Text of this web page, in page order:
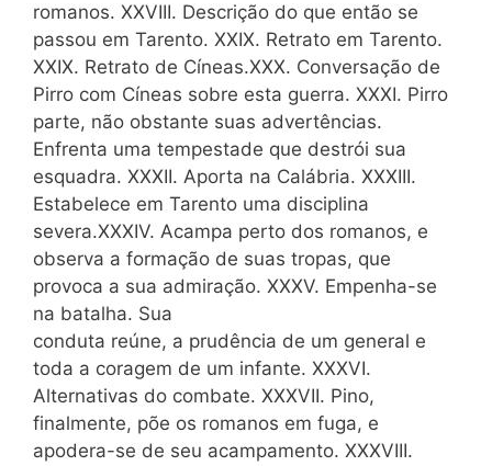
romanos. XXVIII. Descrição do que então se
passou em Tarento. XXIX. Retrato em Tarento.
XXIX. Retrato de Cíneas.XXX. Conversação de
Pirro com Cíneas sobre esta guerra. XXXI. Pirro
parte, não obstante suas advertências.
Enfrenta uma tempestade que destrói sua
esquadra. XXXII. Aporta na Calábria. XXXIII.
Estabelece em Tarento uma disciplina
severa.XXXIV. Acampa perto dos romanos, e
observa a formação de suas tropas, que
provoca a sua admiração. XXXV. Empenha-se
na batalha. Sua
conduta reúne, a prudência de um general e
toda a coragem de um infante. XXXVI.
Alternativas do combate. XXXVII. Pino,
finalmente, põe os romanos em fuga, e
apodera-se de seu acampamento. XXXVIII.